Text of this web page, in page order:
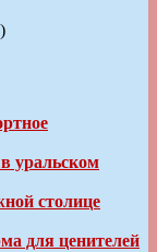
уральском
столице
для ценителей